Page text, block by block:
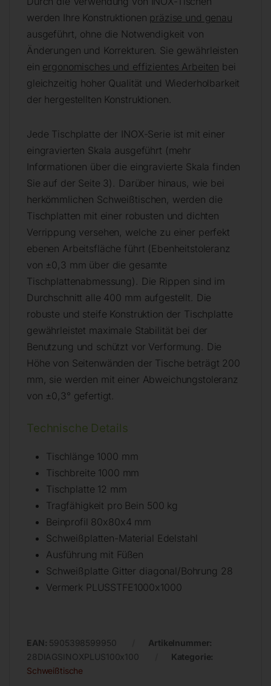
werden Ihre Konstruktionen präzise und genau
ausgeführt, ohne die Notwendigkeit von
Änderungen und Korrekturen. Sie gewährleisten
ein ergonomisches und effizientes Arbeiten bei
gleichzeitig hoher Qualität und Wiederholbarkeit
der hergestellten Konstruktionen.
Jede Tischplatte der INOX-Serie ist mit einer
eingravierten Skala ausgeführt (mehr
Informationen über die eingravierte Skala finden
Sie auf der Seite 3). Darüber hinaus, wie bei
herkömmlichen Schweißtischen, werden die
Tischplatten mit einer robusten und dichten
Verrippung versehen, welche zu einer perfekt
ebenen Arbeitsfläche führt (Ebenheitstoleranz
von ±0,3 mm über die gesamte
Tischplattenabmessung). Die Rippen sind im
Durchschnitt alle 400 mm aufgestellt. Die
robuste und steife Konstruktion der Tischplatte
gewährleistet maximale Stabilität bei der
Benutzung und schützt vor Verformung. Die
Höhe von Seitenwänden der Tische beträgt 200
mm, sie werden mit einer Abweichungstoleranz
von ±0,3° gefertigt.
Technische Details
Tischlänge 1000 mm
Tischbreite 1000 mm
Tischplatte 12 mm
Tragfähigkeit pro Bein 500 kg
Beinprofil 80x80x4 mm
Schweißplatten-Material Edelstahl
Ausführung mit Füßen
Schweißplatte Gitter diagonal/Bohrung 28
Vermerk PLUSSTFE1000x1000
EAN: 5905398599950
Artikelnummer:
28DIAGSINOXPLUS100x100
Kategorie:
Schweißtische